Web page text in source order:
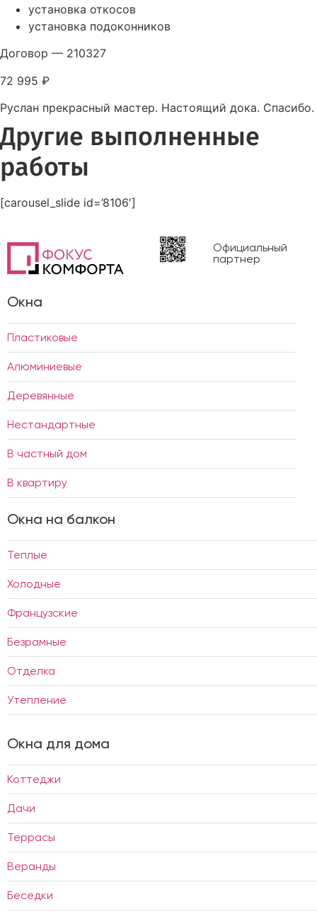
установка откосов
установка подоконников
Договор — 210327
72 995 ₽
Руслан прекрасный мастер. Настоящий дока. Спасибо.
Другие выполненные
работы
[carousel_slide id=’8106′]
Официальный
партнер
Окна
Пластиковые
Алюминиевые
Деревянные
Нестандартные
В частный дом
В квартиру
Окна на балкон
Теплые
Холодные
Французские
Безрамные
Отделка
Утепление
Окна для дома
Коттеджи
Дачи
Террасы
Веранды
Беседки